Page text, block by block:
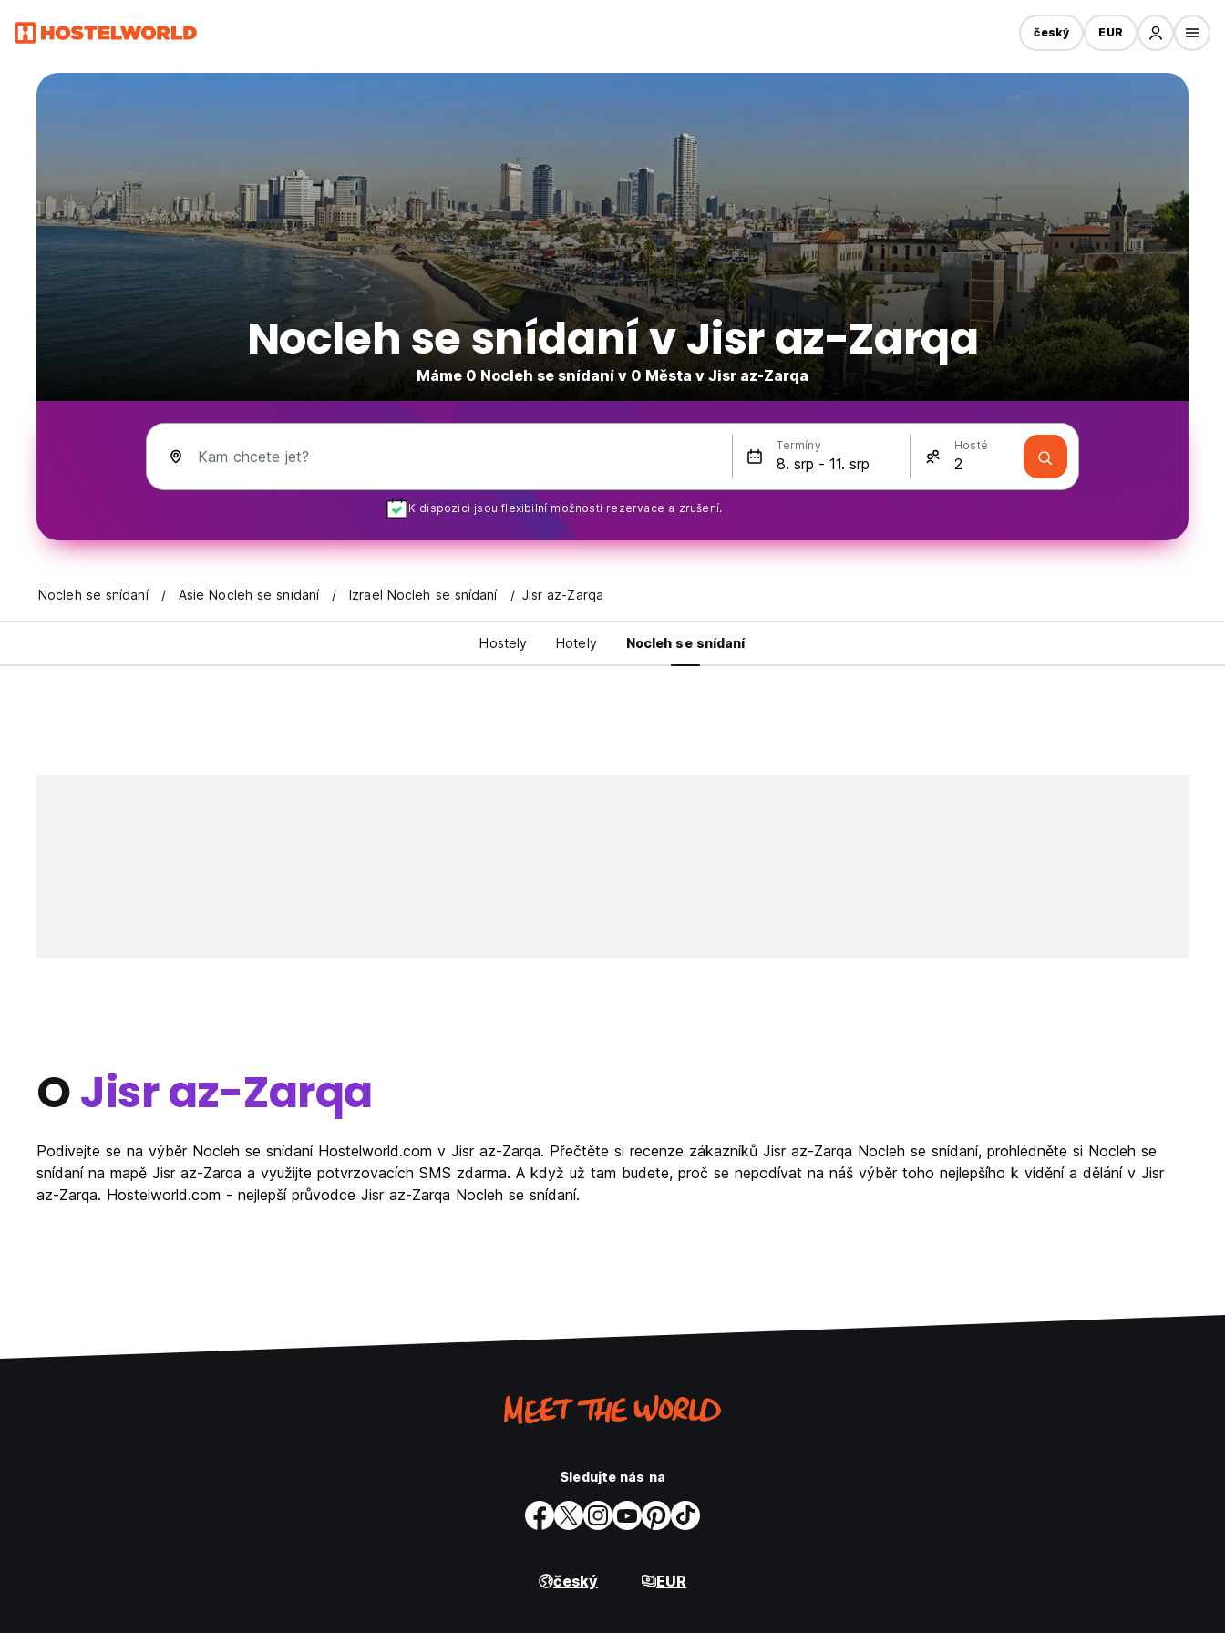
český EUR
Nocleh se snídaní v Jisr az-Zarqa
Máme 0 Nocleh se snídaní v 0 Města v Jisr az-Zarqa
Kam chcete jet?
Termíny Hosté
K dispozici jsou flexibilní možnosti rezervace a zrušení.
Nocleh se snídaní Asie Nocleh se snídaní Izrael Nocleh se snídaní Jisr az-Zarqa
Hostely Hotely Nocleh se snídaní
OJisr az-Zarqa
Podívejte se na výběr Nocleh se snídaní Hostelworld.com v Jisr az-Zarqa. Přečtěte si recenze zákazníků Jisr az-Zarqa Nocleh se snídaní, prohlédněte si Nocleh se
snídaní na mapě Jisr az-Zarqa a využijte potvrzovacích SMS zdarma. A když už tam budete, proč se nepodívat na náš výběr toho nejlepšího k vidění a dělání v Jisr
az-Zarqa. Hostelworld.com - nejlepší průvodce Jisr az-Zarqa Nocleh se snídaní.
Sledujte nás na
český EUR